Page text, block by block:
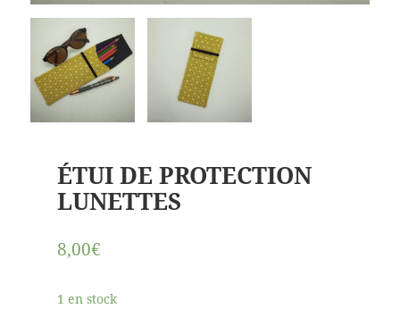
ÉTUI DE PROTECTION
LUNETTES
8,00€
1 en stock